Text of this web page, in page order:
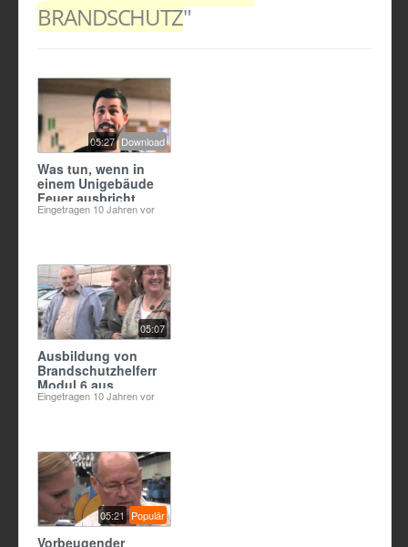
KONTAKT
REGISTRIEREN
BRANDSCHUTZ"
05:27 Download
Was tun, wenn in
einem Unigebäude
Feuer ausbricht
Eingetragen 10 Jahren vor
05:07
Ausbildung von
Brandschutzhelfern;
Modul 6 aus
Berliner
Eingetragen 10 Jahren vor
05:21 Populär
Vorbeugender